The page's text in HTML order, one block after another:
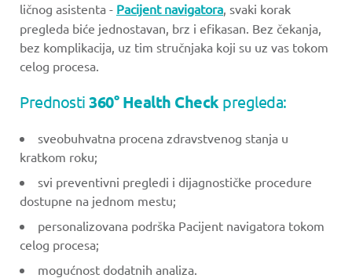
ličnog asistenta - Pacijent navigatora, svaki korak
pregleda biće jednostavan, brz i efikasan. Bez čekanja,
bez komplikacija, uz tim stručnjaka koji su uz vas tokom
celog procesa.
Prednosti 360° Health Check pregleda:
sveobuhvatna procena zdravstvenog stanja u
kratkom roku;
svi preventivni pregledi i dijagnostičke procedure
dostupne na jednom mestu;
personalizovana podrška Pacijent navigatora tokom
celog procesa;
mogućnost dodatnih analiza.